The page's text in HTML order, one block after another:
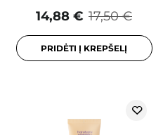
17,50 €
14,88 €
PRIDĖTI Į KREPŠELĮ